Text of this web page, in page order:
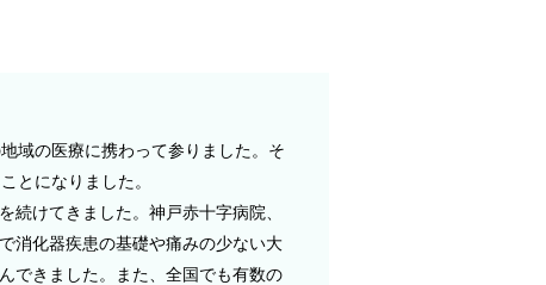
域の医療に携わって参りました。そ
とになりました。
続けてきました。神戸赤十字病院、
消化器疾患の基礎や痛みの少ない大
できました。また、全国でも有数の